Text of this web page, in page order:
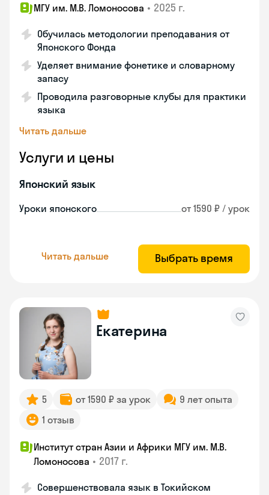
МГУ им. М.В. Ломоносова • 2025 г.
Обучилась методологии преподавания от
Японского Фонда
Уделяет внимание фонетике и словарному
запасу
Проводила разговорные клубы для практики
языка
Читать дальше
Услуги и цены
Японский язык
Уроки японского от 1590 ₽ / урок
Читать дальше Выбрать время
Екатерина
5 от 1590 ₽ за урок
9 лет опыта
1 отзыв
Институт стран Азии и Африки МГУ им. М.В.
Ломоносова • 2017 г.
Совершенствовала язык в Токийском